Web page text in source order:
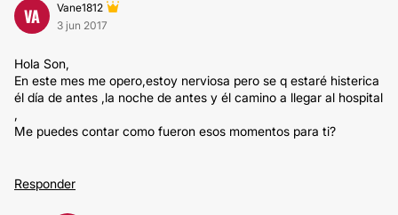
VA
Vane1812
3 jun 2017
Hola Son,
En este mes me opero,estoy nerviosa pero se q estaré histerica
él día de antes ,la noche de antes y él camino a llegar al hospital
,
Me puedes contar como fueron esos momentos para ti?
Responder